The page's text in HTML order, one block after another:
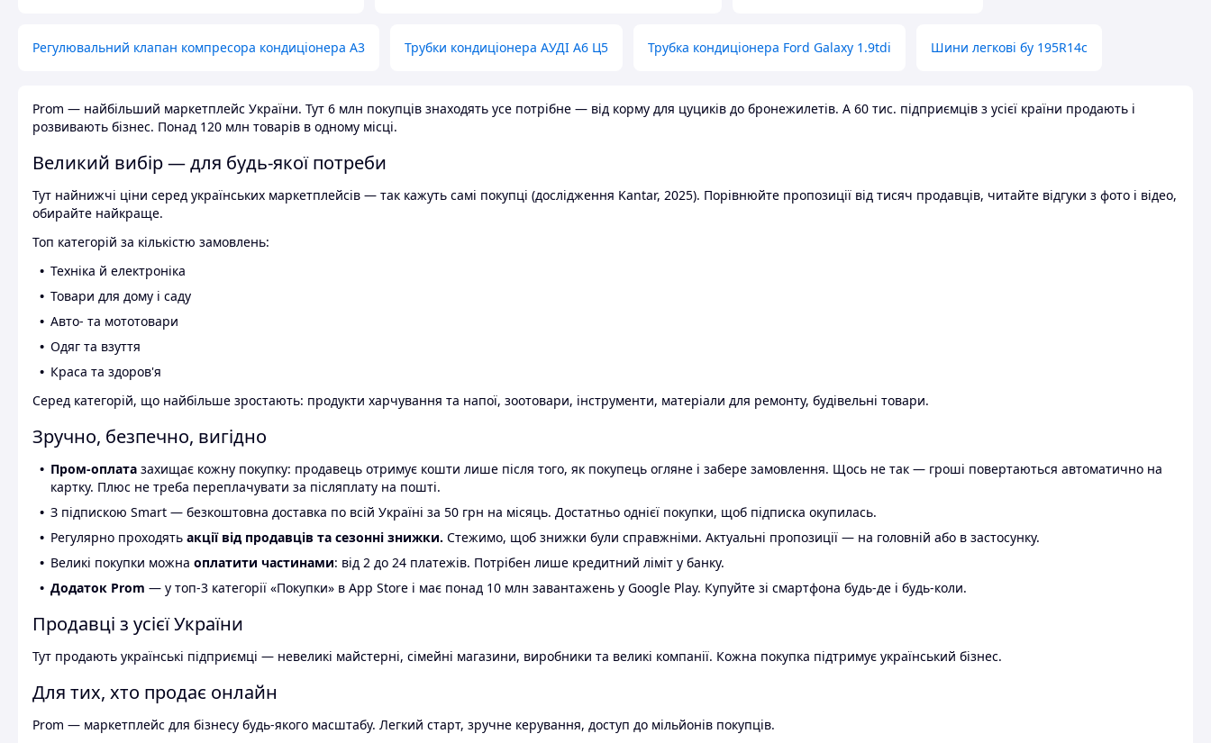
Регулювальний клапан компресора кондиціонера А3 Трубки кондиціонера АУДІ А6 Ц5 Трубка кондиціонера Ford Galaxy 1.9tdi Шини легкові бу 195R14c
Prom — найбільший маркетплейс України. Тут 6 млн покупців знаходять усе потрібне — від корму для цуциків до бронежилетів. А 60 тис. підприємців з усієї країни продають і
розвивають бізнес. Понад 120 млн товарів в одному місці.
Великий вибір — для будь-якої потреби
Тут найнижчі ціни серед українських маркетплейсів — так кажуть самі покупці (дослідження Kantar, 2025). Порівнюйте пропозиції від тисяч продавців, читайте відгуки з фото і відео,
обирайте найкраще.
Топ категорій за кількістю замовлень:
Техніка й електроніка
Товари для дому і саду
Авто- та мототовари
Одяг та взуття
Краса та здоров'я
Серед категорій, що найбільше зростають: продукти харчування та напої, зоотовари, інструменти, матеріали для ремонту, будівельні товари.
Зручно, безпечно, вигідно
Пром-оплата захищає кожну покупку: продавець отримує кошти лише після того, як покупець огляне і забере замовлення. Щось не так — гроші повертаються автоматично на
картку. Плюс не треба переплачувати за післяплату на пошті.
З підпискою Smart — безкоштовна доставка по всій Україні за 50 грн на місяць. Достатньо однієї покупки, щоб підписка окупилась.
Регулярно проходять акції від продавців та сезонні знижки. Стежимо, щоб знижки були справжніми. Актуальні пропозиції — на головній або в застосунку.
Великі покупки можна оплатити частинами: від 2 до 24 платежів. Потрібен лише кредитний ліміт у банку.
Додаток Prom — у топ-3 категорії «Покупки» в App Store і має понад 10 млн завантажень у Google Play. Купуйте зі смартфона будь-де і будь-коли.
Продавці з усієї України
Тут продають українські підприємці — невеликі майстерні, сімейні магазини, виробники та великі компанії. Кожна покупка підтримує український бізнес.
Для тих, хто продає онлайн
Prom — маркетплейс для бізнесу будь-якого масштабу. Легкий старт, зручне керування, доступ до мільйонів покупців.